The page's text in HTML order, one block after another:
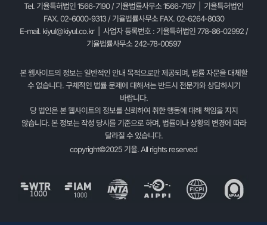
Tel. 기율특허법인 1566-7190 / 기율법률사무소 1566-7197 | 기율특허법인
FAX. 02-6000-9313 / 기율법률사무소 FAX. 02-6264-8030
E-mail. kiyul@kiyul.co.kr| 사업자 등록번호 : 기율특허법인 778-86-02992 /
기율법률사무소 242-78-00597
본 웹사이트의 정보는 일반적인 안내 목적으로만 제공되며, 법률 자문을 대체할
수 없습니다. 구체적인 법률 문제에 대해서는 반드시 전문가와 상담하시기
바랍니다.
당 법인은 본 웹사이트의 정보를 신뢰하여 취한 행동에 대해 책임을 지지
않습니다. 본 정보는 작성 당시를 기준으로 하며, 법률이나 상황의 변경에 따라
달라질 수 있습니다.
copyright©2025 기율. All rights reserved